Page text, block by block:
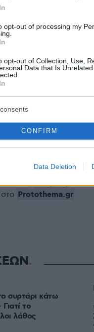
opt-out of processing my
opt-out of Collection, Use,
Data that Is
CONFIRM
Data Deletion
σε τρεις μήνες η
Ευρώπη: Και
αεροδρόμια της
των
ισραηλινή
protothema.gr στο
Ειδήσειςαπό
Protothema.gr
συρτάρι κάτω
το
λάθος